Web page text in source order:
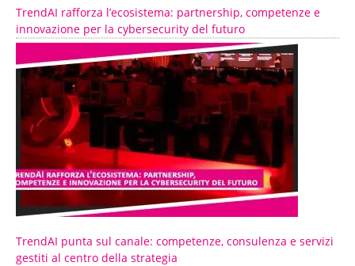
TrendAI rafforza l’ecosistema: partnership, competenze e
innovazione per la cybersecurity del futuro
TrendAI punta sul canale: competenze, consulenza e servizi
gestiti al centro della strategia